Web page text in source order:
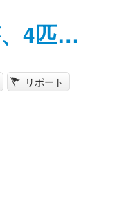
4匹…
リポート